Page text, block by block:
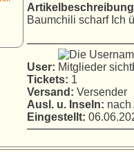
Baumchili scharf Ich
User:
Tickets: 1
Versand: Versender
Ausl. u. Inseln: nach
Eingestellt: